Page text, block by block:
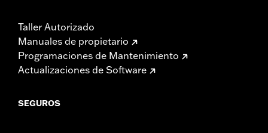
Taller Autorizado
Manuales de propietario
Programaciones de Mantenimiento
Actualizaciones de Software
SEGUROS